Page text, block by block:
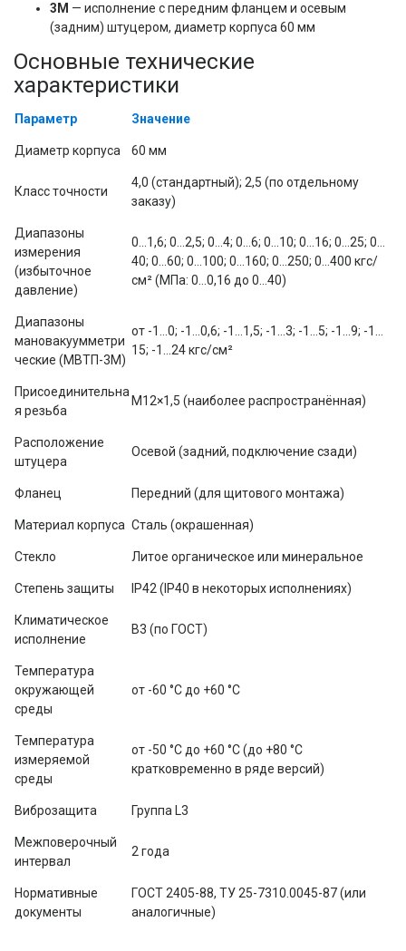
3М — исполнение с передним фланцем и осевым
(задним) штуцером, диаметр корпуса 60 мм
Основные технические
характеристики
Параметр Значение
Диаметр корпуса 60 мм
Класс точности
4,0 (стандартный); 2,5 (по отдельному
заказу)
Диапазоны
измерения
(избыточное
давление)
0…1,6; 0…2,5; 0…4; 0…6; 0…10; 0…16; 0…25; 0…
40; 0…60; 0…100; 0…160; 0…250; 0…400 кгс/
см² (МПа: 0…0,16 до 0…40)
Диапазоны
мановакуумметри
ческие (МВТП-3М)
от -1…0; -1…0,6; -1…1,5; -1…3; -1…5; -1…9; -1…
15; -1…24 кгс/см²
Присоединительна
я резьба
М12×1,5 (наиболее распространённая)
Расположение
штуцера
Осевой (задний, подключение сзади)
Фланец Передний (для щитового монтажа)
Материал корпуса Сталь (окрашенная)
Стекло Литое органическое или минеральное
Степень защиты IP42 (IP40 в некоторых исполнениях)
Климатическое
исполнение
В3 (по ГОСТ)
Температура
окружающей
среды
от -60 °C до +60 °C
Температура
измеряемой
среды
от -50 °C до +60 °C (до +80 °C
кратковременно в ряде версий)
Виброзащита Группа L3
Межповерочный
интервал
2 года
Нормативные
документы
ГОСТ 2405-88, ТУ 25-7310.0045-87 (или
аналогичные)